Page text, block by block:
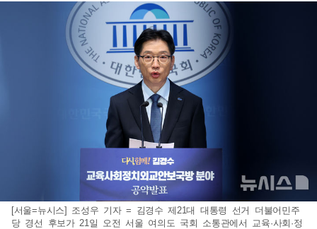
[서울=뉴시스] 조성우 기자 = 김경수 제21대 대통령 선거 더불어민주
당 경선 후보가 21일 오전 서울 여의도 국회 소통관에서 교육·사회·정